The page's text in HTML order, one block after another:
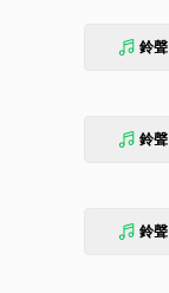
鈴聲
鈴聲
鈴聲